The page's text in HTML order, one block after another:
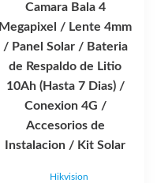
Camara Bala 4
Megapixel / Lente 4mm
/ Panel Solar / Bateria
de Respaldo de Litio
10Ah (Hasta 7 Dias) /
Conexion 4G /
Accesorios de
Instalacion / Kit Solar
Hikvision